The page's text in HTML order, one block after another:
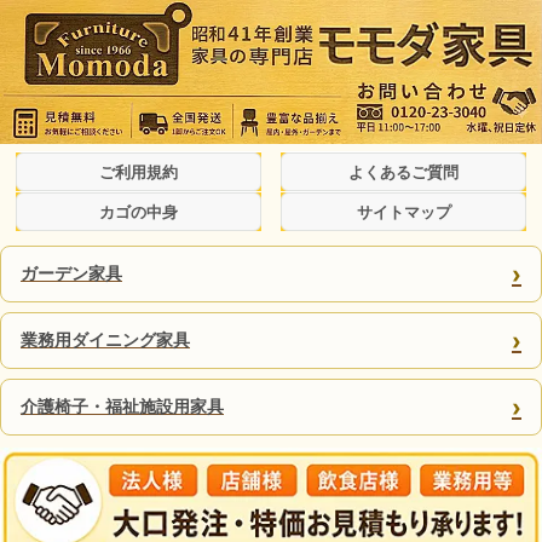
ご利用規約 よくあるご質問
カゴの中身 サイトマップ
ガーデン家具 ›
業務用ダイニング家具 ›
介護椅子・福祉施設用家具 ›